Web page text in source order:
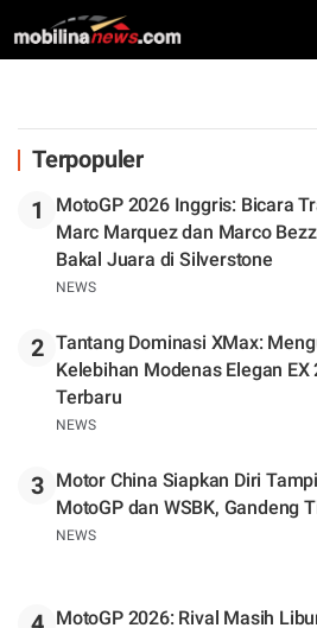
Silverstone. Seri Selanjutnya
Terpopuler
1
MotoGP 2026 Inggris: Bicara
Marc Marquez dan Marco
Bakal Juara di Silverstone
NEWS
2 Tantang Dominasi XMax:
Kelebihan Modenas Elegan EX
Terbaru
NEWS
3
Motor China Siapkan Diri
MotoGP dan WSBK, Gandeng
NEWS
MotoGP 2026: Rival Masih